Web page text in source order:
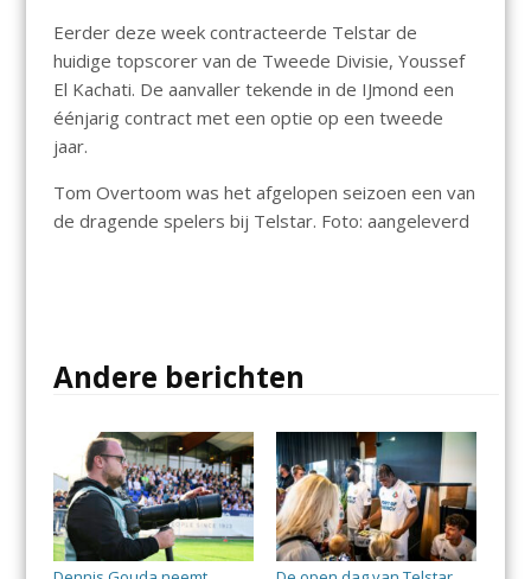
Eerder deze week contracteerde Telstar de
huidige topscorer van de Tweede Divisie, Youssef
El Kachati. De aanvaller tekende in de IJmond een
éénjarig contract met een optie op een tweede
jaar.
Tom Overtoom was het afgelopen seizoen een van
de dragende spelers bij Telstar. Foto: aangeleverd
Andere berichten